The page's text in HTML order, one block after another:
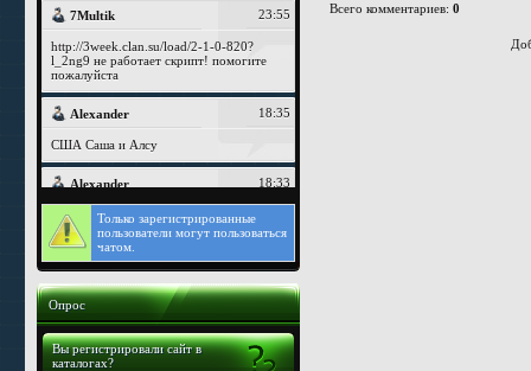
Только зарегистрированные
пользователи могут пользоваться
чатом.
Опрос
Вы регистрировали сайт в
каталогах?
Всего комментариев: 0